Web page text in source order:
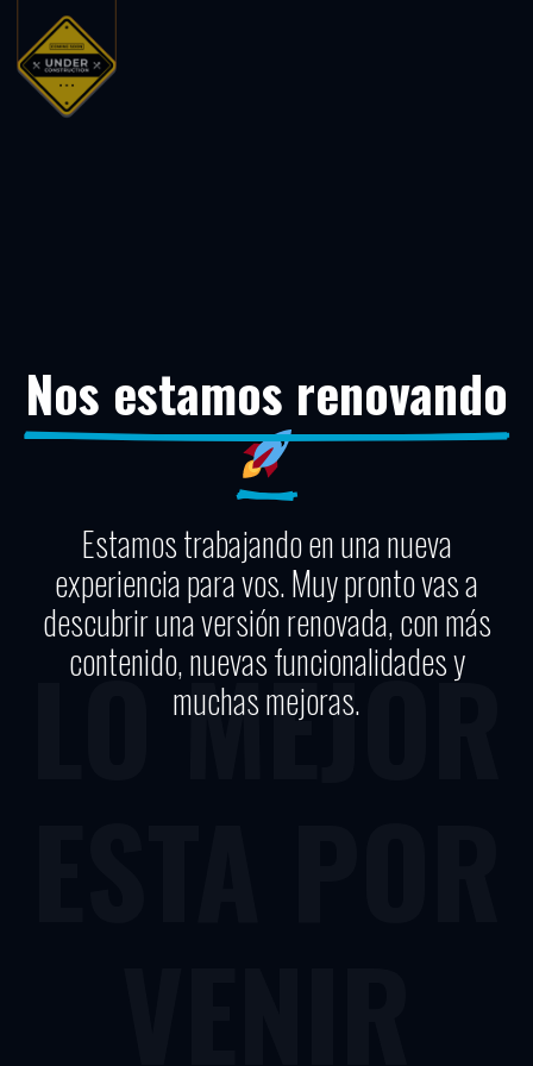
Nos estamos renovando
Estamos trabajando en una nueva
experiencia para vos. Muy pronto vas a
descubrir una versión renovada, con más
contenido, nuevas funcionalidades y
muchas mejoras.
LO MEJOR